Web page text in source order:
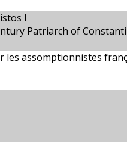
I
Patriarch of
les assomptionnistes